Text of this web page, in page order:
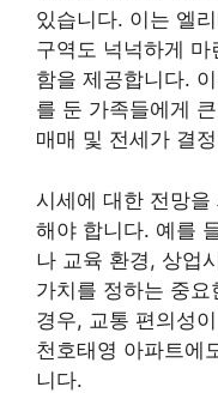
있습니다. 이는 엘
구역도 넉넉하게
함을 제공합니다.
를 둔 가족들에게
매매 및 전세가 결
시세에 대한 전망
해야 합니다. 예를
나 교육 환경, 상업
가치를 정하는 중
경우, 교통 편의성
천호태영 아파트에
니다.